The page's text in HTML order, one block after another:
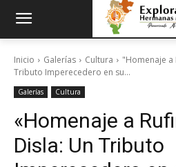
Inicio Galerías Cultura
"Homenaje a
Tributo Imperecedero en su...
Galerías Cultura
«Homenaje a
Disla: Un Tributo